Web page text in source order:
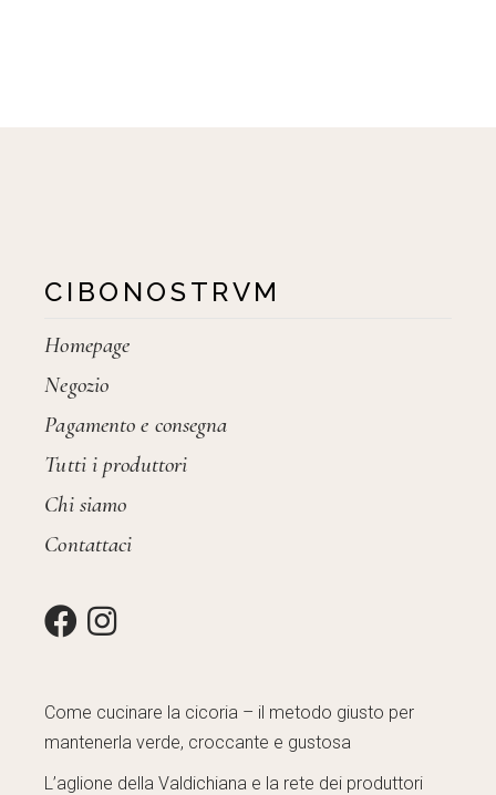
CIBONOSTRVM
Homepage
Negozio
Pagamento e consegna
Tutti i produttori
Chi siamo
Contattaci
Come cucinare la cicoria – il metodo giusto per
mantenerla verde, croccante e gustosa
L’aglione della Valdichiana e la rete dei produttori